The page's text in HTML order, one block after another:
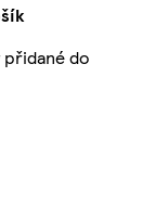
přidané do